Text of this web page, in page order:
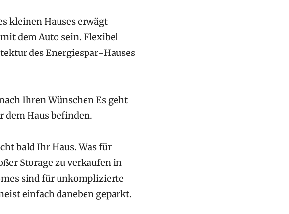
kleinen Hauses erwägt
dem Auto sein. Flexibel
des Energiespar-Hauses
Ihren Wünschen Es geht
dem Haus befinden.
bald Ihr Haus. Was für
Storage zu verkaufen in
sind für unkomplizierte
einfach daneben geparkt.